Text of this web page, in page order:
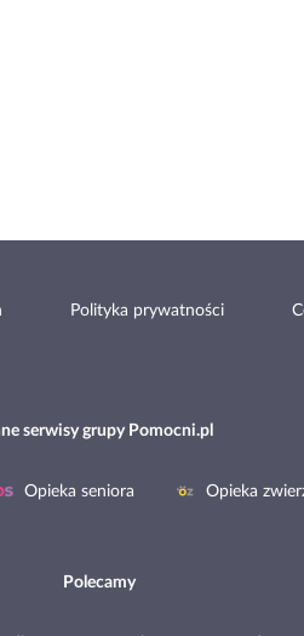
Polityka prywatności
serwisy grupy Pomocni.pl
Opieka seniora Opieka
Polecamy